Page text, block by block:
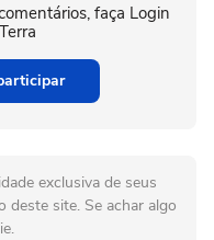
faça Login
exclusiva de seus
deste site. Se achar algo